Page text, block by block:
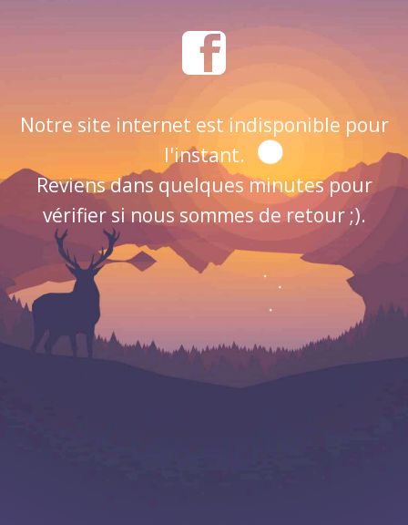
Notre site internet est indisponible pour
l'instant.
Reviens dans quelques minutes pour
vérifier si nous sommes de retour ;).